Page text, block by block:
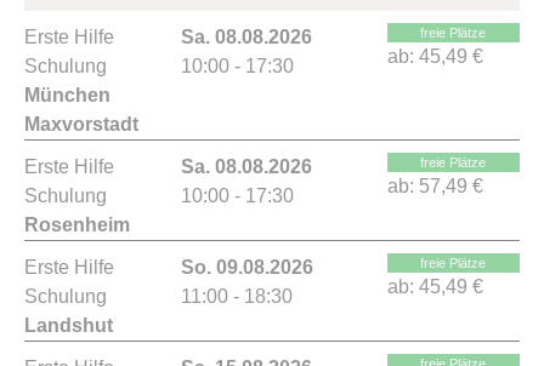
Erste Hilfe
Schulung
München
Maxvorstadt
Sa. 08.08.2026
10:00 - 17:30
freie Plätze
ab: 45,49 €
Erste Hilfe
Schulung
Rosenheim
Sa. 08.08.2026
10:00 - 17:30
freie Plätze
ab: 57,49 €
Erste Hilfe
Schulung
Landshut
So. 09.08.2026
11:00 - 18:30
freie Plätze
ab: 45,49 €